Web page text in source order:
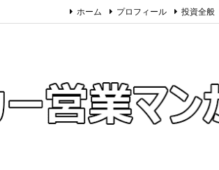
ホーム プロフィール 投資全般